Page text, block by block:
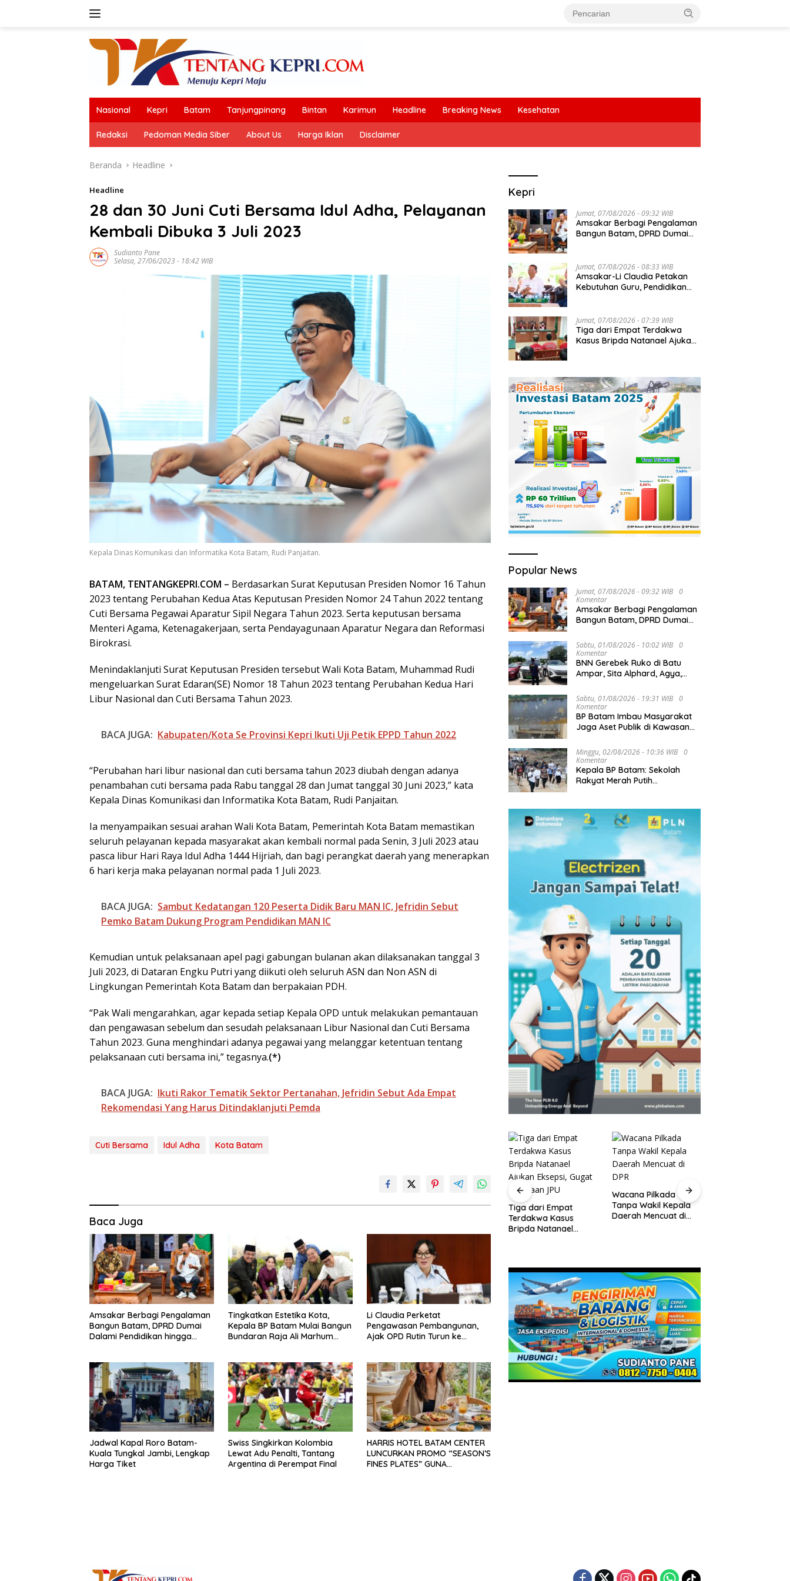
Nasional Kepri Batam Tanjungpinang Bintan Karimun Headline Breaking News Kesehatan
Redaksi Pedoman Media Siber About Us Harga Iklan Disclaimer
Beranda Headline
Headline
28 dan 30 Juni Cuti Bersama Idul Adha, Pelayanan
Kembali Dibuka 3 Juli 2023
Sudianto Pane
Selasa, 27/06/2023 - 18:42 WIB
Kepala Dinas Komunikasi dan Informatika Kota Batam, Rudi Panjaitan.
BATAM, TENTANGKEPRI.COM – Berdasarkan Surat Keputusan Presiden Nomor 16 Tahun
2023 tentang Perubahan Kedua Atas Keputusan Presiden Nomor 24 Tahun 2022 tentang
Cuti Bersama Pegawai Aparatur Sipil Negara Tahun 2023. Serta keputusan bersama
Menteri Agama, Ketenagakerjaan, serta Pendayagunaan Aparatur Negara dan Reformasi
Birokrasi.
Menindaklanjuti Surat Keputusan Presiden tersebut Wali Kota Batam, Muhammad Rudi
mengeluarkan Surat Edaran(SE) Nomor 18 Tahun 2023 tentang Perubahan Kedua Hari
Libur Nasional dan Cuti Bersama Tahun 2023.
BACA JUGA: Kabupaten/Kota Se Provinsi Kepri Ikuti Uji Petik EPPD Tahun 2022
“Perubahan hari libur nasional dan cuti bersama tahun 2023 diubah dengan adanya
penambahan cuti bersama pada Rabu tanggal 28 dan Jumat tanggal 30 Juni 2023,” kata
Kepala Dinas Komunikasi dan Informatika Kota Batam, Rudi Panjaitan.
Ia menyampaikan sesuai arahan Wali Kota Batam, Pemerintah Kota Batam memastikan
seluruh pelayanan kepada masyarakat akan kembali normal pada Senin, 3 Juli 2023 atau
pasca libur Hari Raya Idul Adha 1444 Hijriah, dan bagi perangkat daerah yang menerapkan
6 hari kerja maka pelayanan normal pada 1 Juli 2023.
BACA JUGA: Sambut Kedatangan 120 Peserta Didik Baru MAN IC, Jefridin Sebut
Pemko Batam Dukung Program Pendidikan MAN IC
Kemudian untuk pelaksanaan apel pagi gabungan bulanan akan dilaksanakan tanggal 3
Juli 2023, di Dataran Engku Putri yang diikuti oleh seluruh ASN dan Non ASN di
Lingkungan Pemerintah Kota Batam dan berpakaian PDH.
“Pak Wali mengarahkan, agar kepada setiap Kepala OPD untuk melakukan pemantauan
dan pengawasan sebelum dan sesudah pelaksanaan Libur Nasional dan Cuti Bersama
Tahun 2023. Guna menghindari adanya pegawai yang melanggar ketentuan tentang
pelaksanaan cuti bersama ini,” tegasnya.(*)
BACA JUGA: Ikuti Rakor Tematik Sektor Pertanahan, Jefridin Sebut Ada Empat
Rekomendasi Yang Harus Ditindaklanjuti Pemda
Cuti Bersama Idul Adha Kota Batam
Baca Juga
Amsakar Berbagi Pengalaman
Bangun Batam, DPRD Dumai
Dalami Pendidikan hingga
Tingkatkan Estetika Kota,
Kepala BP Batam Mulai Bangun
Bundaran Raja Ali Marhum
Li Claudia Perketat
Pengawasan Pembangunan,
Ajak OPD Rutin Turun ke
Jadwal Kapal Roro Batam-
Kuala Tungkal Jambi, Lengkap
Harga Tiket
Swiss Singkirkan Kolombia
Lewat Adu Penalti, Tantang
Argentina di Perempat Final
HARRIS HOTEL BATAM CENTER
LUNCURKAN PROMO “SEASON’S
FINES PLATES” GUNA
Kepri
Jumat, 07/08/2026 - 09:32 WIB
Amsakar Berbagi Pengalaman
Bangun Batam, DPRD Dumai
Jumat, 07/08/2026 - 08:33 WIB
Amsakar-Li Claudia Petakan
Kebutuhan Guru, Pendidikan
Jumat, 07/08/2026 - 07:39 WIB
Tiga dari Empat Terdakwa
Kasus Bripda Natanael Ajukan
Popular News
Jumat, 07/08/2026 - 09:32 WIB
0
Komentar
Amsakar Berbagi Pengalaman
Bangun Batam, DPRD Dumai
Investasi
Sabtu, 01/08/2026 - 10:02 WIB
0
Komentar
BNN Gerebek Ruko di Batu
Ampar, Sita Alphard, Agya,
Narkoba
Sabtu, 01/08/2026 - 19:31 WIB
0
Komentar
BP Batam Imbau Masyarakat
Jaga Aset Publik di Kawasan
Minggu, 02/08/2026 - 10:36 WIB
0
Komentar
Kepala BP Batam: Sekolah
Rakyat Merah Putih
Pemanfaatan Ruang
Laut Sesuai Ketentuan
Peraturan Perundang-
undangan
Kepri, Amsakar
Petakan Kebutuhan
Prioritas Batam
Tiga dari Empat
Terdakwa Kasus
Bripda Natanael
Wacana Pilkada
Tanpa Wakil Kepala
Daerah Mencuat di